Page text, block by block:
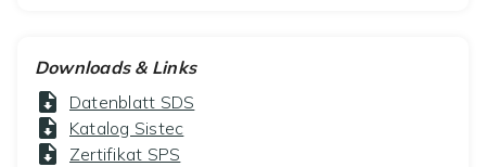
Downloads & Links
Datenblatt SDS
Katalog Sistec
Zertifikat SPS